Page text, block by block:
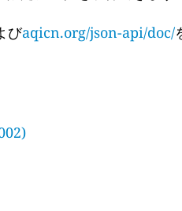
びaqicn.org/json-api/doc/